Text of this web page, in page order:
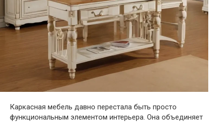
Каркасная мебель давно перестала быть просто
функциональным элементом интерьера. Она объединяет